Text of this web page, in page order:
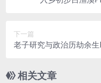
下一篇
老子研究与政治历劫余
相关文章